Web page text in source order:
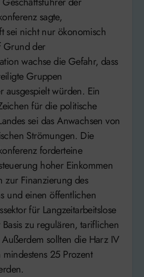
sagte,
sei nicht nur ökonomisch
Grund der
wachse die Gefahr, dass
Gruppen
ausgespielt würden. Ein
für die politische
sei das Anwachsen von
Strömungen. Die
forderteine
hoher Einkommen
zur Finanzierung des
und einen öffentlichen
für Langzeitarbeitslose
zu regulären, tariflichen
sollten die Harz IV
mindestens 25 Prozent